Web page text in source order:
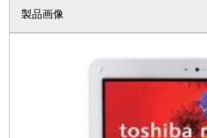
製品画像